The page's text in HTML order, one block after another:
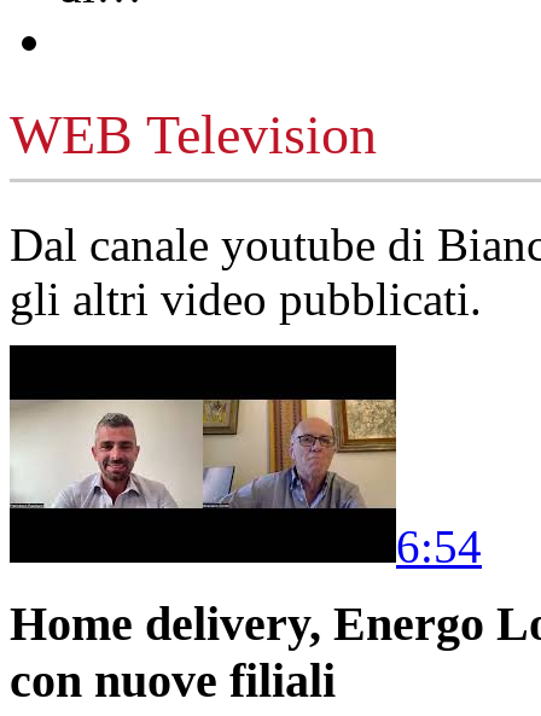
WEB Television
Dal canale youtube di
gli altri video pubblicati.
6:54
Home delivery, Energo
con nuove filiali